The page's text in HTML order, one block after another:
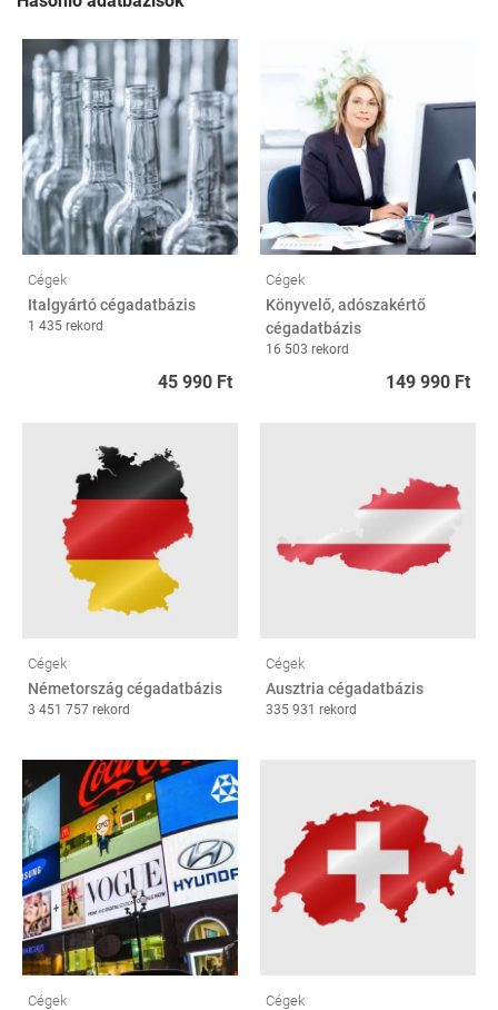
Cégek
Italgyártó cégadatbázis
1 435 rekord
45 990 Ft
Cégek
Könyvelő, adószakértő
cégadatbázis
16 503 rekord
149 990 Ft
Cégek
Németország cégadatbázis
3 451 757 rekord
Cégek
Ausztria cégadatbázis
335 931 rekord
Cégek Cégek